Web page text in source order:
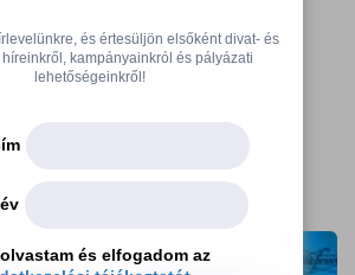
További cikkek
és értesüljön elsőként divat- és
kampányainkról és pályázati
lehetőségeinkről!
és elfogadom az